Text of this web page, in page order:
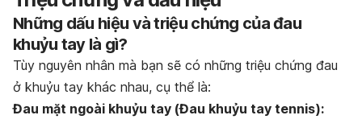
Những dấu hiệu và triệu chứng của đau
khuỷu tay là gì?
Tùy nguyên nhân mà bạn sẽ có những triệu chứng đau
ở khuỷu tay khác nhau, cụ thể là:
Đau mặt ngoài khuỷu tay (Đau khuỷu tay tennis):